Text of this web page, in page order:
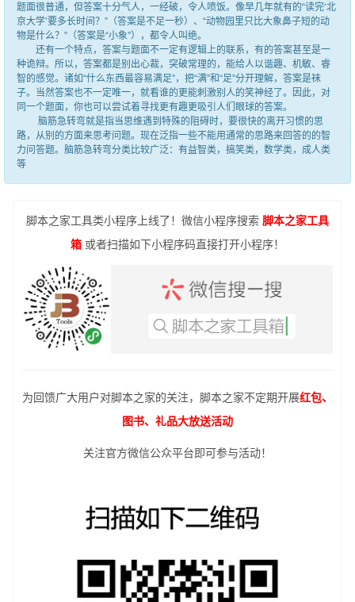
题面很普通，但答案十分气人，一经破，令人喷饭。像早几年就有的“读完‘北
京大学’要多长时间？”（答案是不足一秒）、“动物园里只比大象鼻子短的动
物是什么？”（答案是“小象”），都令人叫绝。
还有一个特点，答案与题面不一定有逻辑上的联系，有的答案甚至是一
种诡辩。所以，答案都是别出心裁，突破常理的，能给人以谐趣、机敏、睿
智的感觉。诸如“什么东西最容易满足”，把“满”和“足”分开理解，答案是袜
子。当然答案也不一定唯一，就看谁的更能刺激别人的笑神经了。因此，对
同一个题面，你也可以尝试着寻找更有趣更吸引人们眼球的答案。
脑筋急转弯就是指当思维遇到特殊的阻碍时，要很快的离开习惯的思
路，从别的方面来思考问题。现在泛指一些不能用通常的思路来回答的的智
力问答题。脑筋急转弯分类比较广泛：有益智类，搞笑类，数学类，成人类
等
脚本之家工具类小程序上线了！微信小程序搜索 脚本之家工具
箱 或者扫描如下小程序码直接打开小程序！
为回馈广大用户对脚本之家的关注，脚本之家不定期开展红包、
图书、礼品大放送活动
关注官方微信公众平台即可参与活动！